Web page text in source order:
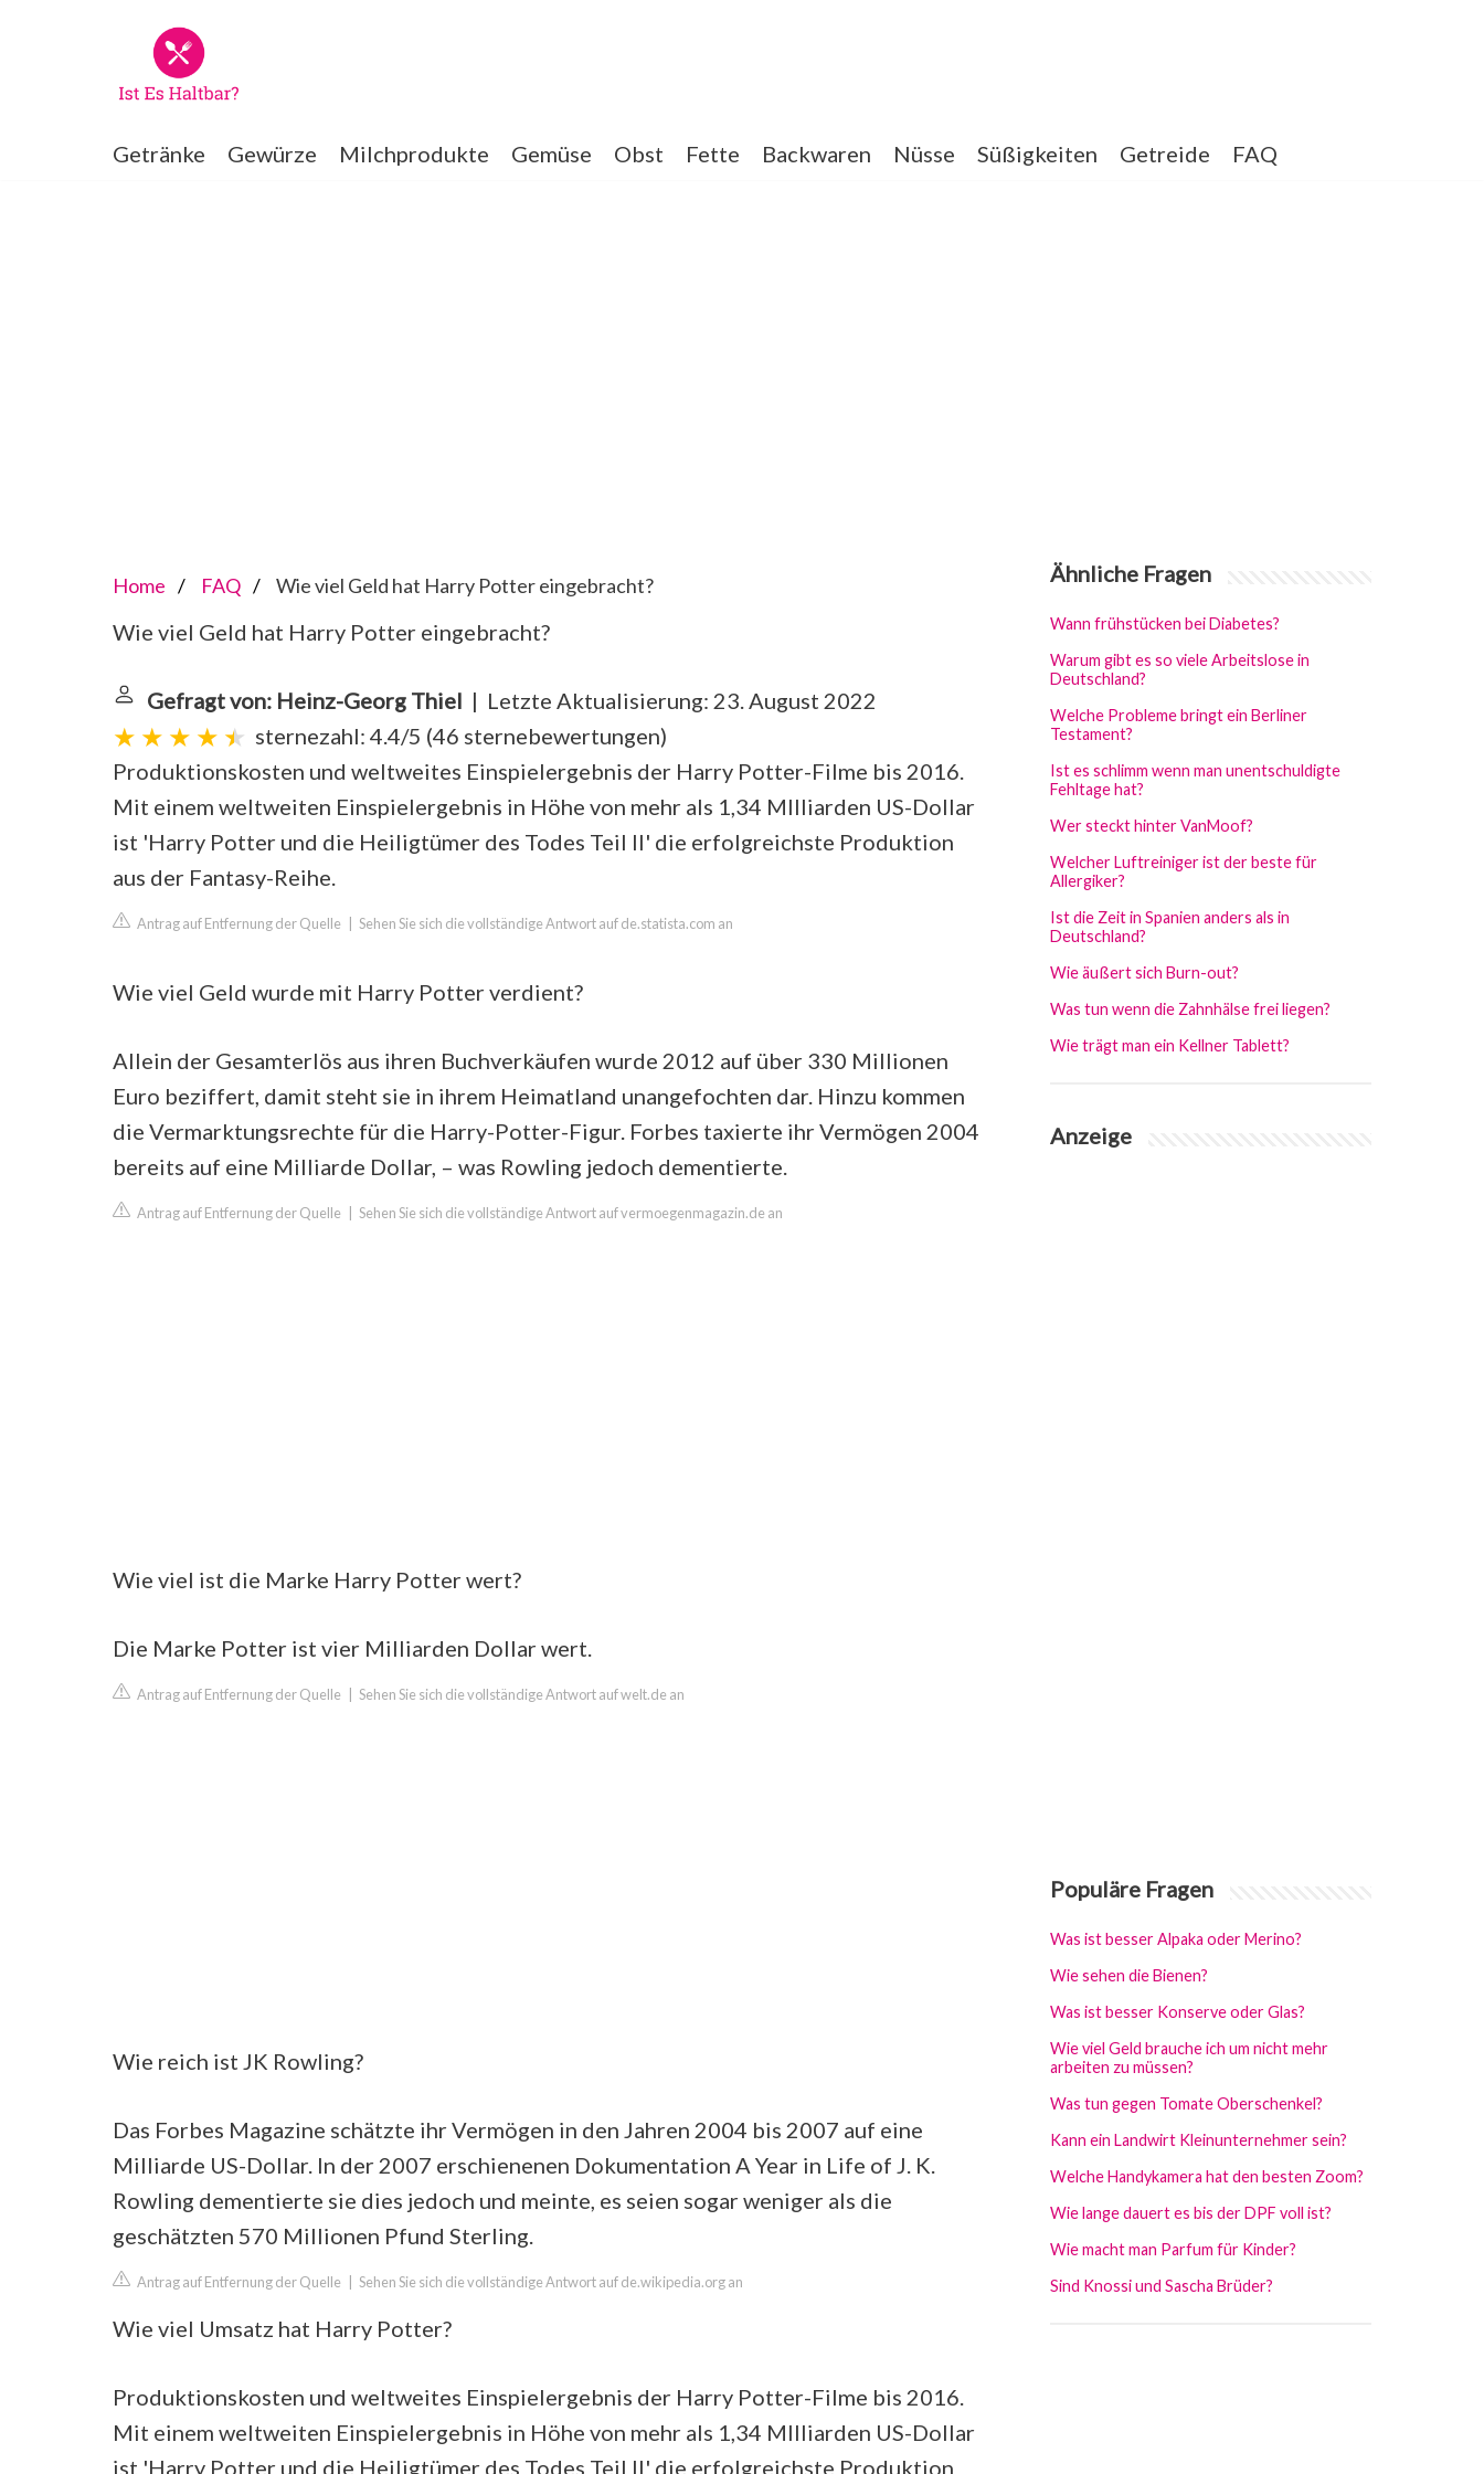
Getränke Gewürze Milchprodukte Gemüse Obst Fette Backwaren Nüsse Süßigkeiten Getreide FAQ
Home FAQ Wie viel Geld hat Harry Potter eingebracht?
Wie viel Geld hat Harry Potter eingebracht?
Gefragt von: Heinz-Georg Thiel | Letzte Aktualisierung: 23. August 2022
sternezahl: 4.4/5 (46 sternebewertungen)
Produktionskosten und weltweites Einspielergebnis der Harry Potter-Filme bis 2016.
Mit einem weltweiten Einspielergebnis in Höhe von mehr als 1,34 MIlliarden US-Dollar
ist 'Harry Potter und die Heiligtümer des Todes Teil II' die erfolgreichste Produktion
aus der Fantasy-Reihe.
Antrag auf Entfernung der Quelle Sehen Sie sich die vollständige Antwort auf de.statista.com an
Wie viel Geld wurde mit Harry Potter verdient?
Allein der Gesamterlös aus ihren Buchverkäufen wurde 2012 auf über 330 Millionen
Euro beziffert, damit steht sie in ihrem Heimatland unangefochten dar. Hinzu kommen
die Vermarktungsrechte für die Harry-Potter-Figur. Forbes taxierte ihr Vermögen 2004
bereits auf eine Milliarde Dollar, – was Rowling jedoch dementierte.
Antrag auf Entfernung der Quelle Sehen Sie sich die vollständige Antwort auf vermoegenmagazin.de an
Wie viel ist die Marke Harry Potter wert?
Die Marke Potter ist vier Milliarden Dollar wert.
Antrag auf Entfernung der Quelle Sehen Sie sich die vollständige Antwort auf welt.de an
Wie reich ist JK Rowling?
Das Forbes Magazine schätzte ihr Vermögen in den Jahren 2004 bis 2007 auf eine
Milliarde US-Dollar. In der 2007 erschienenen Dokumentation A Year in Life of J. K.
Rowling dementierte sie dies jedoch und meinte, es seien sogar weniger als die
geschätzten 570 Millionen Pfund Sterling.
Antrag auf Entfernung der Quelle Sehen Sie sich die vollständige Antwort auf de.wikipedia.org an
Wie viel Umsatz hat Harry Potter?
Produktionskosten und weltweites Einspielergebnis der Harry Potter-Filme bis 2016.
Mit einem weltweiten Einspielergebnis in Höhe von mehr als 1,34 MIlliarden US-Dollar
ist 'Harry Potter und die Heiligtümer des Todes Teil II' die erfolgreichste Produktion
Ähnliche Fragen
Wann frühstücken bei Diabetes?
Warum gibt es so viele Arbeitslose in
Deutschland?
Welche Probleme bringt ein Berliner
Testament?
Ist es schlimm wenn man unentschuldigte
Fehltage hat?
Wer steckt hinter VanMoof?
Welcher Luftreiniger ist der beste für
Allergiker?
Ist die Zeit in Spanien anders als in
Deutschland?
Wie äußert sich Burn-out?
Was tun wenn die Zahnhälse frei liegen?
Wie trägt man ein Kellner Tablett?
Anzeige
Populäre Fragen
Was ist besser Alpaka oder Merino?
Wie sehen die Bienen?
Was ist besser Konserve oder Glas?
Wie viel Geld brauche ich um nicht mehr
arbeiten zu müssen?
Was tun gegen Tomate Oberschenkel?
Kann ein Landwirt Kleinunternehmer sein?
Welche Handykamera hat den besten Zoom?
Wie lange dauert es bis der DPF voll ist?
Wie macht man Parfum für Kinder?
Sind Knossi und Sascha Brüder?